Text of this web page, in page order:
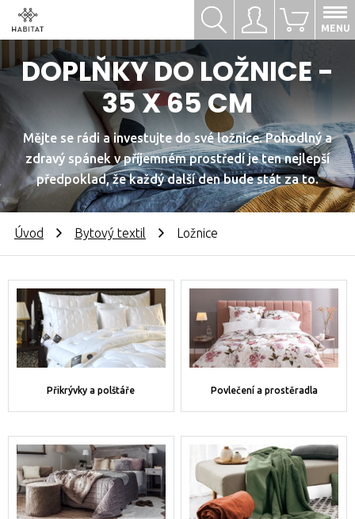
Přihlásit se
DOPLŇKY DO LOŽNICE -
35 X 65 CM
Mějte se rádi a investujte do své ložnice. Pohodlný a
zdravý spánek v příjemném prostředí je ten nejlepší
předpoklad, že každý další den bude stát za to.
0
MENU
Hledat
Úvod Bytový textil Ložnice
Přikrývky a polštáře Povlečení a prostěradla